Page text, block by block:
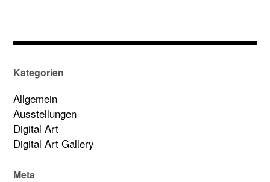
Kategorien
Allgemein
Ausstellungen
Digital Art
Digital Art Gallery
Meta